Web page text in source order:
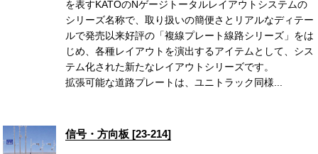
を表すKATOのNゲージトータルレイアウトシステムの
シリーズ名称で、取り扱いの簡便さとリアルなディテー
ルで発売以来好評の「複線プレート線路シリーズ」をは
じめ、各種レイアウトを演出するアイテムとして、シス
テム化された新たなレイアウトシリーズです。
拡張可能な道路プレートは、ユニトラック同様...
信号・方向板 [23-214]